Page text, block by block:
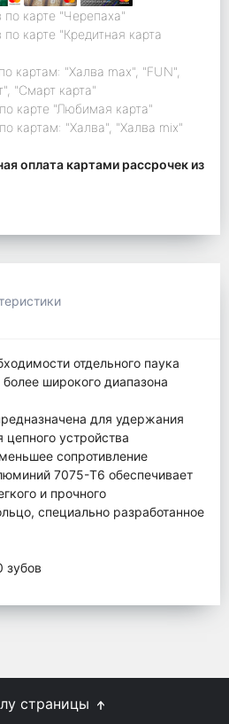
карте "Черепаха"
карте "Кредитная карта
картам: "Халва max", "FUN",
"Смарт карта"
карте "Любимая карта"
картам: "Халва", "Халва mix"
оплата картами рассрочек из
отдельного паука
широкого диапазона
для удержания
цепного устройства
сопротивление
7075-T6 обеспечивает
и прочного
специально разработанное
зубов
страницы